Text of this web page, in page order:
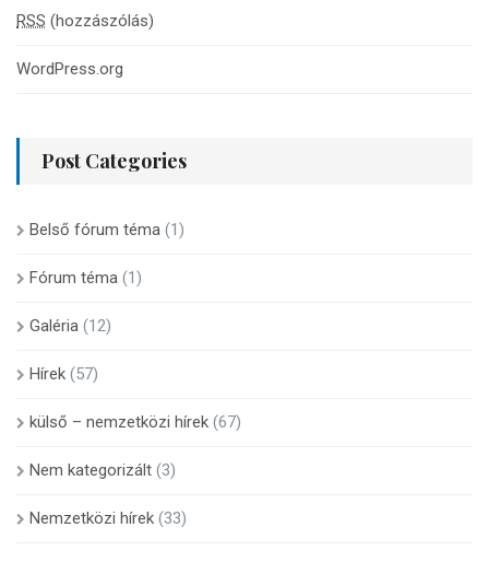
RSS (hozzászólás)
WordPress.org
Post Categories
Belső fórum téma (1)
Fórum téma (1)
Galéria (12)
Hírek (57)
külső – nemzetközi hírek (67)
Nem kategorizált (3)
Nemzetközi hírek (33)